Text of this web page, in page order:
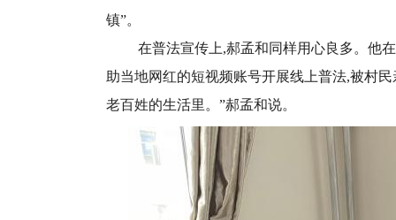
镇”。
在普法宣传上,郝孟和同样用心良多。他
助当地网红的短视频账号开展线上普法,被村
老百姓的生活里。”郝孟和说。